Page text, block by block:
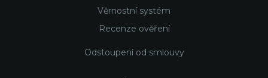
Věrnostní systém
Recenze ověření
Odstoupení od smlouvy